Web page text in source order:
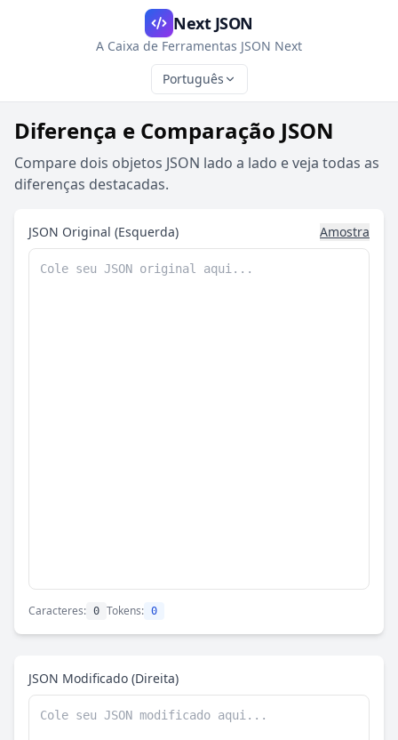
Next JSON
A Caixa de Ferramentas JSON Next
Português
Diferença e Comparação JSON
Compare dois objetos JSON lado a lado e veja todas as
diferenças destacadas.
JSON Original (Esquerda) Amostra
Caracteres: 0 Tokens: 0
JSON Modificado (Direita)